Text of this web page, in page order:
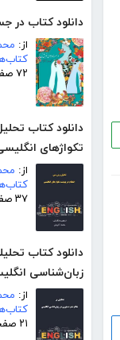
دانلود کتاب
از:
۷۲ صفحه
دانلود کتاب
تکواژهای
از:
۳۷ صفحه
دانلود کتاب
زبان‌شناسی
از:
۲۱ صفحه